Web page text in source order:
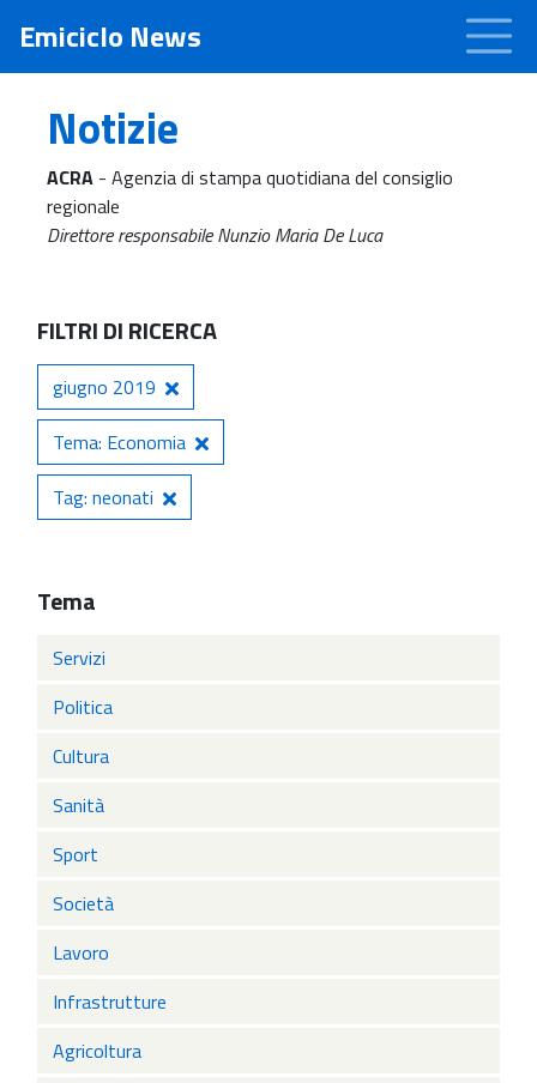
Emiciclo News
Notizie
ACRA - Agenzia di stampa quotidiana del consiglio
regionale
Direttore responsabile Nunzio Maria De Luca
FILTRI DI RICERCA
giugno 2019
Tema: Economia
Tag: neonati
Tema
Servizi
Politica
Cultura
Sanità
Sport
Società
Lavoro
Infrastrutture
Agricoltura